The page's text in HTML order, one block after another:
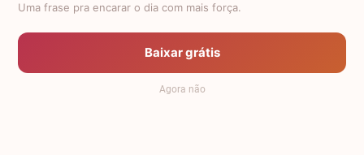
Política de Privacidade
Anuncie
Termos de Uso
Uma frase pra encarar o dia com mais força.
Baixar grátis
Agora não